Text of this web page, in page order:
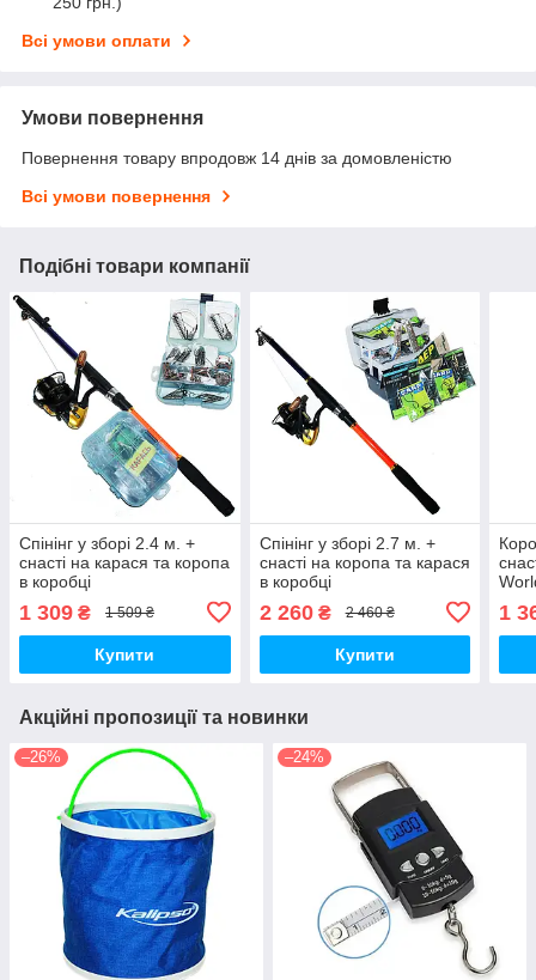
Всі умови оплати
Умови повернення
Повернення товару впродовж 14 днів за домовленістю
Всі умови повернення
Подібні товари компанії
Спінінг у зборі 2.4 м. +
снасті на карася та коропа
в коробці
1 309 ₴ 1 509 ₴
Купити
Спінінг у зборі 2.7 м. +
снасті на коропа та карася
в коробці
2 260₴ 2 460 ₴
Купити
1
Акційні пропозиції та новинки
–26% –24%